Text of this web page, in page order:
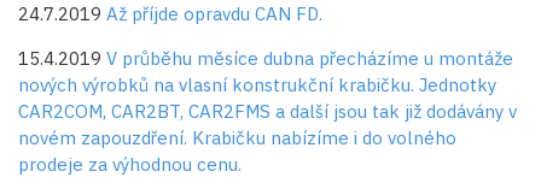
24.7.2019 Až příjde opravdu CAN FD.
15.4.2019 V průběhu měsíce dubna přecházíme u montáže
nových výrobků na vlasní konstrukční krabičku. Jednotky
CAR2COM, CAR2BT, CAR2FMS a další jsou tak již dodávány v
novém zapouzdření. Krabičku nabízíme i do volného
prodeje za výhodnou cenu.